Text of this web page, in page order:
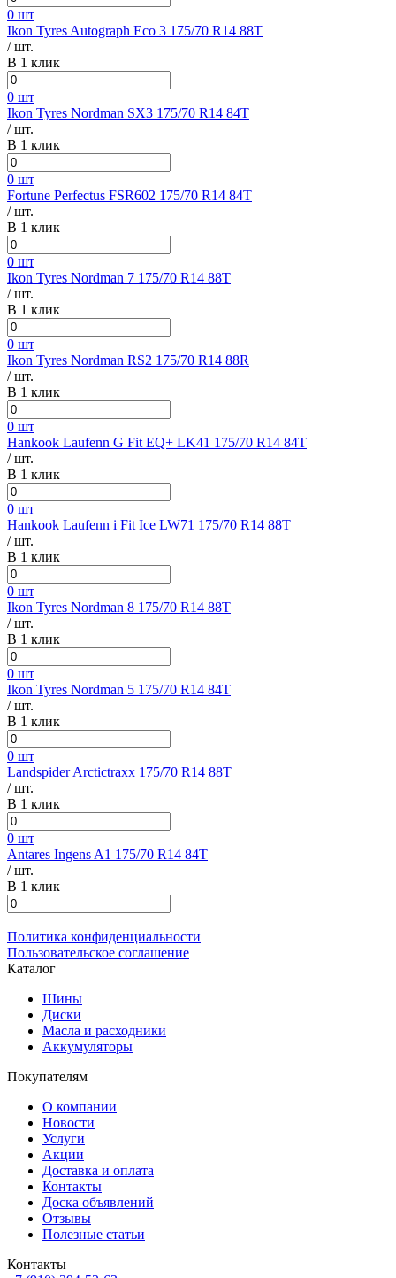
0 шт
Ikon Tyres Autograph Eco 3 175/70 R14 88T
/ шт.
В 1 клик
0 шт
Ikon Tyres Nordman SX3 175/70 R14 84T
/ шт.
В 1 клик
0 шт
Fortune Perfectus FSR602 175/70 R14 84T
/ шт.
В 1 клик
0 шт
Ikon Tyres Nordman 7 175/70 R14 88T
/ шт.
В 1 клик
0 шт
Ikon Tyres Nordman RS2 175/70 R14 88R
/ шт.
В 1 клик
0 шт
Hankook Laufenn G Fit EQ+ LK41 175/70 R14 84T
/ шт.
В 1 клик
0 шт
Hankook Laufenn i Fit Ice LW71 175/70 R14 88T
/ шт.
В 1 клик
0 шт
Ikon Tyres Nordman 8 175/70 R14 88T
/ шт.
В 1 клик
0 шт
Ikon Tyres Nordman 5 175/70 R14 84T
/ шт.
В 1 клик
0 шт
Landspider Arctictraxx 175/70 R14 88T
/ шт.
В 1 клик
0 шт
Antares Ingens A1 175/70 R14 84T
/ шт.
В 1 клик
Политика конфиденциальности
Пользовательское соглашение
Каталог
Шины
Диски
Масла и расходники
Аккумуляторы
Покупателям
О компании
Новости
Услуги
Акции
Доставка и оплата
Контакты
Доска объявлений
Отзывы
Полезные статьи
Контакты